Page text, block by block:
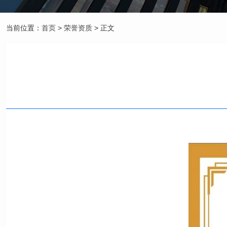
当前位置： 首页 > 荣誉资质 > 正文